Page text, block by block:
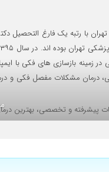
درمان مشکلات مفصل فکی و
پیشرفته و تخصصی،